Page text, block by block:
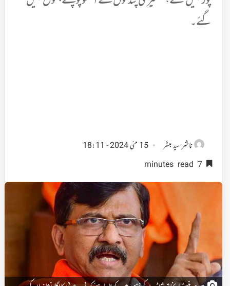
گئے۔
ناشرسید مبشر
15 مئی 2024 - 18:11
7 minutes read